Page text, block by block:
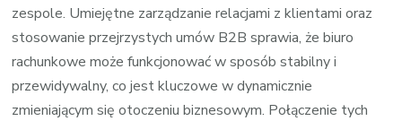
zespole. Umiejętne zarządzanie relacjami z klientami oraz
stosowanie przejrzystych umów B2B sprawia, że biuro
rachunkowe może funkcjonować w sposób stabilny i
przewidywalny, co jest kluczowe w dynamicznie
zmieniającym się otoczeniu biznesowym. Połączenie tych